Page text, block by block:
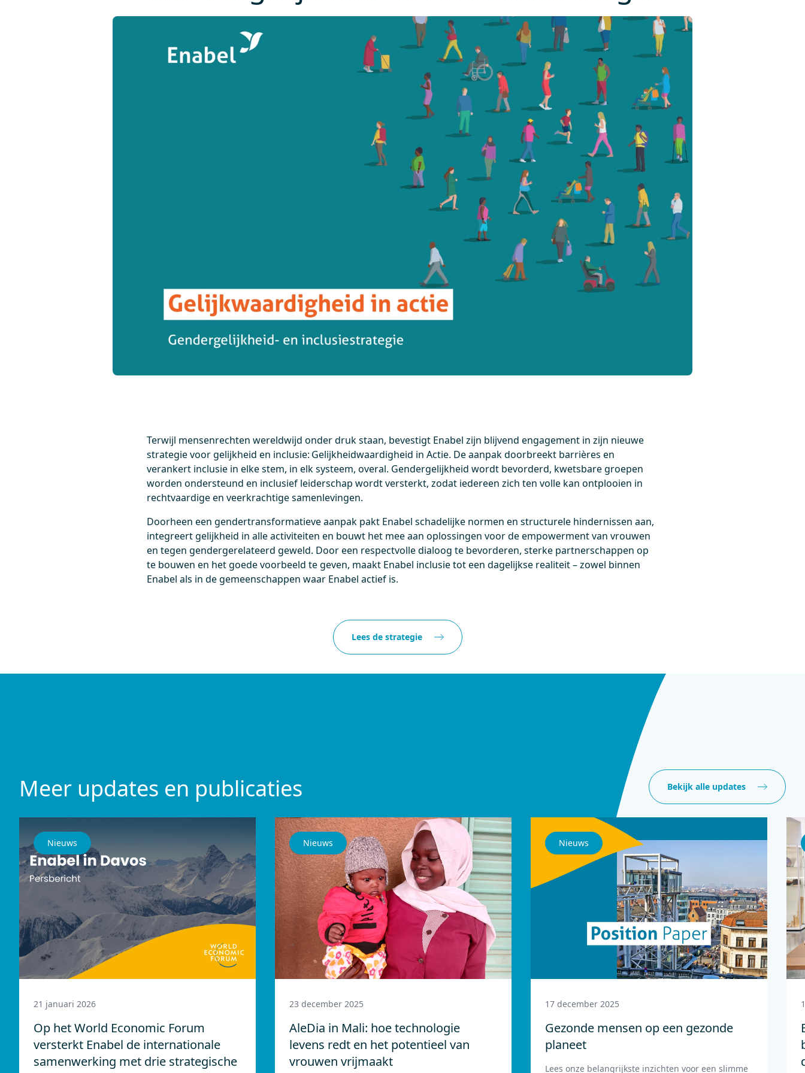
Terwijl mensenrechten wereldwijd onder druk staan, bevestigt Enabel zijn blijvend engagement in zijn nieuwe
strategie voor gelijkheid en inclusie: Gelijkheidwaardigheid in Actie. De aanpak doorbreekt barrières en
verankert inclusie in elke stem, in elk systeem, overal. Gendergelijkheid wordt bevorderd, kwetsbare groepen
worden ondersteund en inclusief leiderschap wordt versterkt, zodat iedereen zich ten volle kan ontplooien in
rechtvaardige en veerkrachtige samenlevingen.
Doorheen een gendertransformatieve aanpak pakt Enabel schadelijke normen en structurele hindernissen aan,
integreert gelijkheid in alle activiteiten en bouwt het mee aan oplossingen voor de empowerment van vrouwen
en tegen gendergerelateerd geweld. Door een respectvolle dialoog te bevorderen, sterke partnerschappen op
te bouwen en het goede voorbeeld te geven, maakt Enabel inclusie tot een dagelijkse realiteit – zowel binnen
Enabel als in de gemeenschappen waar Enabel actief is.
Lees de strategie
Meer updates en publicaties Bekijk alle updates
Nieuws
21 januari 2026
Op het World Economic Forum
versterkt Enabel de internationale
samenwerking met drie strategische
Nieuws
23 december 2025
AleDia in Mali: hoe technologie
levens redt en het potentieel van
vrouwen vrijmaakt
Nieuws
17 december 2025
Gezonde mensen op een gezonde
planeet
Lees onze belangrijkste inzichten voor een slimme